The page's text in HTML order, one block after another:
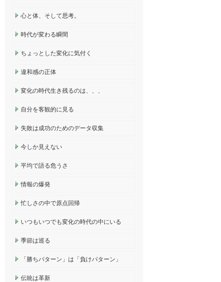
心と体、そして思考。
時代が変わる瞬間
ちょっとした変化に気付く
違和感の正体
変化の時代生き残るのは、、、
自分を客観的に見る
失敗は成功のためのデータ収集
今しか見えない
平均で語る危うさ
情報の爆発
忙しさの中で原点回帰
いつもいつでも変化の時代の中にいる
季節は巡る
「勝ちパターン」は「負けパターン」
伝統は革新